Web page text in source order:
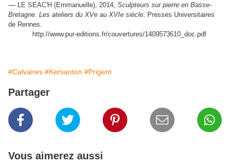
— LE SEAC'H (Emmanuelle), 2014, Sculpteurs sur pierre en Basse-
Bretagne. Les ateliers du XVe au XVIe siècle. Presses Universitaires
de Rennes.
http://www.pur-editions.fr/couvertures/1409573610_doc.pdf
#Calvaires #Kersanton #Prigent
Partager
Vous aimerez aussi